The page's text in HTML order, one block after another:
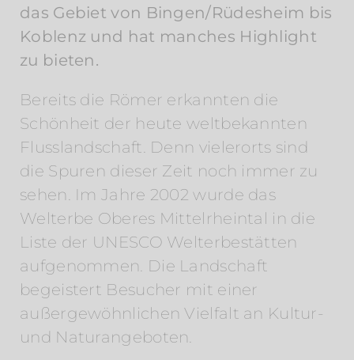
das Gebiet von Bingen/Rüdesheim bis
Koblenz und hat manches Highlight
zu bieten.
Bereits die Römer erkannten die
Schönheit der heute weltbekannten
Flusslandschaft. Denn vielerorts sind
die Spuren dieser Zeit noch immer zu
sehen. Im Jahre 2002 wurde das
Welterbe Oberes Mittelrheintal in die
Liste der UNESCO Welterbestätten
aufgenommen. Die Landschaft
begeistert Besucher mit einer
außergewöhnlichen Vielfalt an Kultur-
und Naturangeboten.